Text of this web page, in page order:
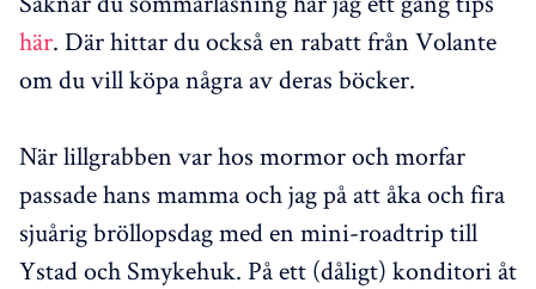
här. Där hittar du också en rabatt från Volante
om du vill köpa några av deras böcker.
När lillgrabben var hos mormor och morfar
passade hans mamma och jag på att åka och fira
sjuårig bröllopsdag med en mini-roadtrip till
Ystad och Smykehuk. På ett (dåligt) konditori åt